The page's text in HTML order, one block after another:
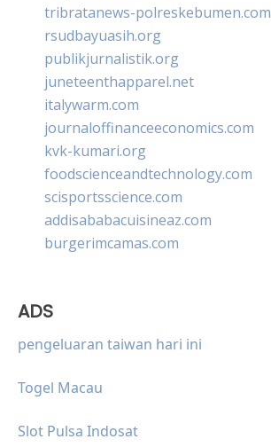
tribratanews-polreskebumen.com
rsudbayuasih.org
publikjurnalistik.org
juneteenthapparel.net
italywarm.com
journaloffinanceeconomics.com
kvk-kumari.org
foodscienceandtechnology.com
scisportsscience.com
addisababacuisineaz.com
burgerimcamas.com
ADS
pengeluaran taiwan hari ini
Togel Macau
Slot Pulsa Indosat